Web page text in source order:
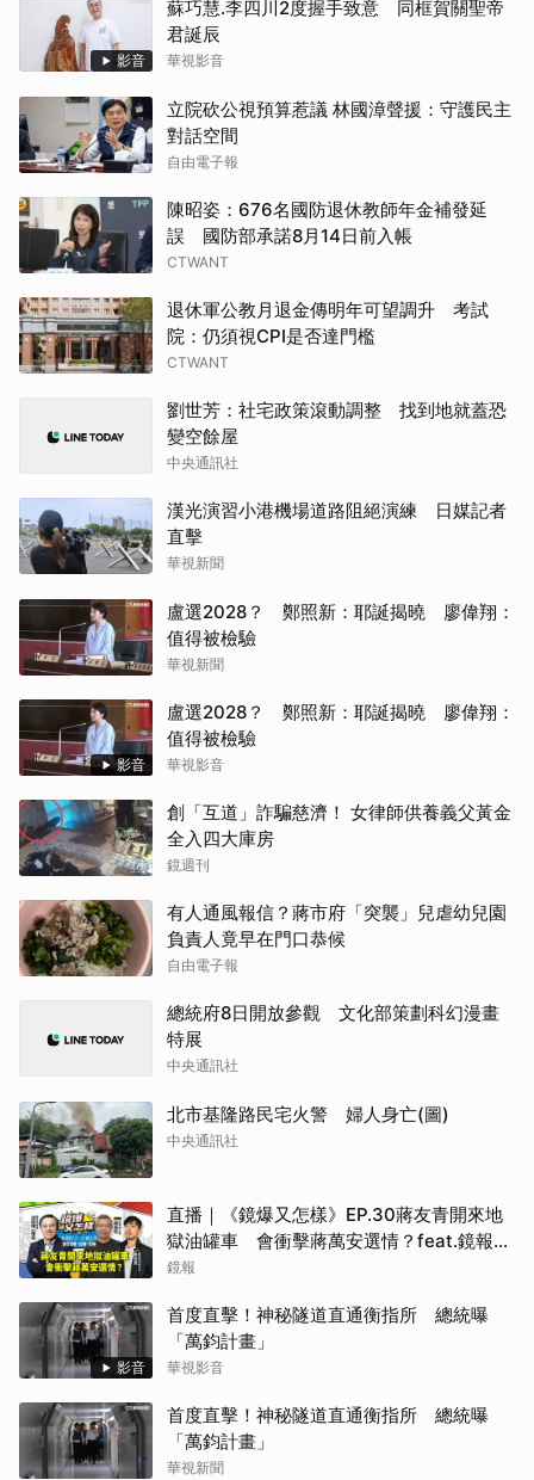
影音
蘇巧慧.李四川2度握手致意 同框賀關聖帝
君誕辰
華視影音
立院砍公視預算惹議 林國漳聲援：守護民主
對話空間
自由電子報
陳昭姿：676名國防退休教師年金補發延
誤 國防部承諾8月14日前入帳
CTWANT
退休軍公教月退金傳明年可望調升 考試
院：仍須視CPI是否達門檻
CTWANT
劉世芳：社宅政策滾動調整 找到地就蓋恐
變空餘屋
中央通訊社
漢光演習小港機場道路阻絕演練 日媒記者
直擊
華視新聞
盧選2028？ 鄭照新：耶誕揭曉 廖偉翔：
值得被檢驗
華視新聞
影音
盧選2028？ 鄭照新：耶誕揭曉 廖偉翔：
值得被檢驗
華視影音
創「互道」詐騙慈濟！ 女律師供養義父黃金
全入四大庫房
鏡週刊
有人通風報信？蔣市府「突襲」兒虐幼兒園
負責人竟早在門口恭候
自由電子報
總統府8日開放參觀 文化部策劃科幻漫畫
特展
中央通訊社
北市基隆路民宅火警 婦人身亡(圖)
中央通訊社
直播｜《鏡爆又怎樣》EP.30蔣友青開來地
獄油罐車 會衝擊蔣萬安選情？feat.鏡報總
主筆陳嘉宏、政治組主任鄭宏斌
鏡報
影音
首度直擊！神秘隧道直通衡指所 總統曝
「萬鈞計畫」
華視影音
首度直擊！神秘隧道直通衡指所 總統曝
「萬鈞計畫」
華視新聞